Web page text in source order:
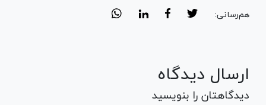
هم‌رسانی:
ارسال دیدگاه
دیدگاهتان را بنویسید